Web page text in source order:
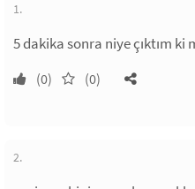
1.
5 dakika sonra niye çıktım ki
(0) (0)
2.